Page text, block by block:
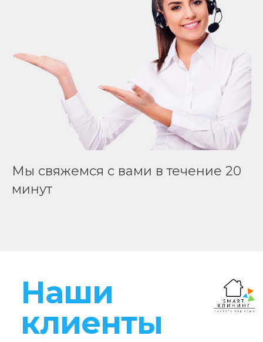
Мы свяжемся с вами в течение 20
минут
Наши
клиенты